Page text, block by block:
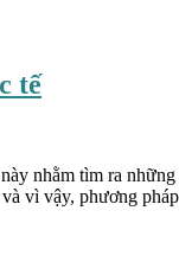
tế
nhằm tìm ra
vì vậy, phương